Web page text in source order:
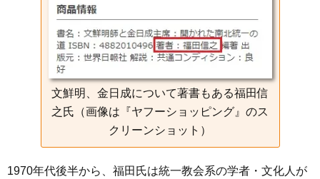
文鮮明、金日成について著書もある福田信
之氏（画像は『ヤフーショッピング』のス
クリーンショット）
1970年代後半から、福田氏は統一教会系の学者・文化人が